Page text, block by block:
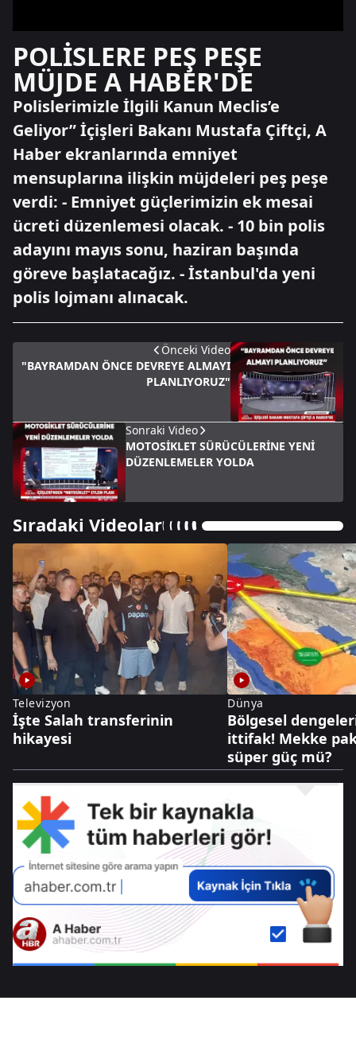
POLİSLERE PEŞ PEŞE
MÜJDE A HABER'DE
Polislerimizle İlgili Kanun Meclis’e
Geliyor” İçişleri Bakanı Mustafa Çiftçi, A
Haber ekranlarında emniyet
mensuplarına ilişkin müjdeleri peş peşe
verdi: - Emniyet güçlerimizin ek mesai
ücreti düzenlemesi olacak. - 10 bin polis
adayını mayıs sonu, haziran başında
göreve başlatacağız. - İstanbul'da yeni
polis lojmanı alınacak.
Önceki Video
"BAYRAMDAN ÖNCE DEVREYE ALMAYI
PLANLIYORUZ"
Sonraki Video
MOTOSİKLET SÜRÜCÜLERİNE YENİ
DÜZENLEMELER YOLDA
Sıradaki Videolar
Televizyon
İşte Salah transferinin
hikayesi
Dünya
Bölgesel
ittifak! Mekke
süper güç mü?